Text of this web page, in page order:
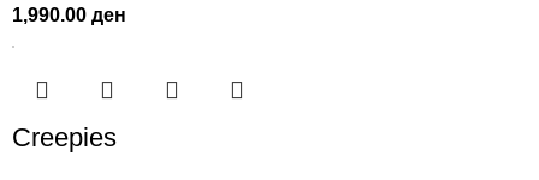
1,990.00ден
Creepies